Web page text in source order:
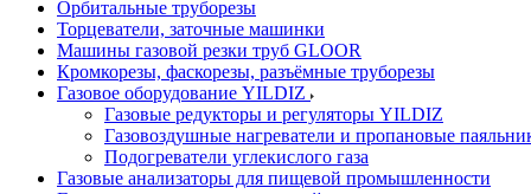
Орбитальные труборезы
Торцеватели, заточные машинки
Машины газовой резки труб GLOOR
Кромкорезы, фаскорезы, разъёмные труборезы
Газовое оборудование YILDIZ
Газовые редукторы и регуляторы YILDIZ
Газовоздушные нагреватели и пропановые
Подогреватели углекислого газа
Газовые анализаторы для пищевой промышленности